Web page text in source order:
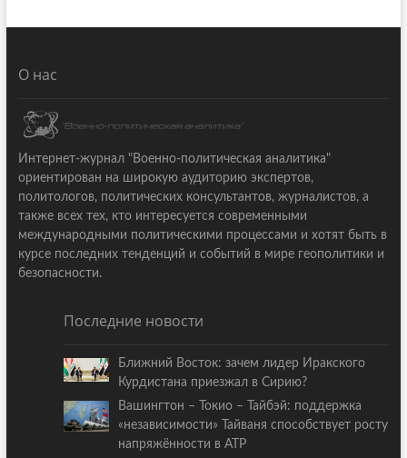
О нас
Интернет-журнал "Военно-политическая аналитика"
ориентирован на широкую аудиторию экспертов,
политологов, политических консультантов, журналистов, а
также всех тех, кто интересуется современными
международными политическими процессами и хотят быть в
курсе последних тенденций и событий в мире геополитики и
безопасности.
Последние новости
Ближний Восток: зачем лидер Иракского
Курдистана приезжал в Сирию?
Вашингтон – Токио – Тайбэй: поддержка
«независимости» Тайваня способствует росту
напряжённости в АТР